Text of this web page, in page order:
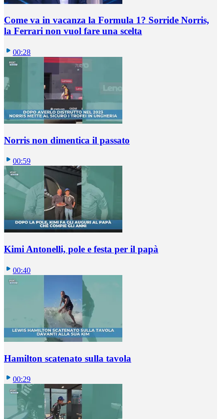
Come va in vacanza la Formula 1? Sorride Norris,
la Ferrari non vuol fare una scelta
00:28
Norris non dimentica il passato
00:59
Kimi Antonelli, pole e festa per il papà
00:40
Hamilton scatenato sulla tavola
00:29